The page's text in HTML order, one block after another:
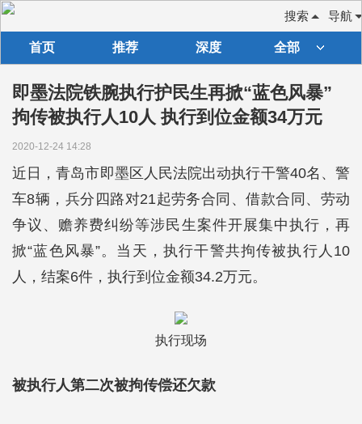
导航
搜索
首页 推荐 深度 全部
即墨法院铁腕执行护民生再掀“蓝色风暴”
拘传被执行人10人 执行到位金额34万元
2020-12-24 14:28
近日，青岛市即墨区人民法院出动执行干警40名、警
车8辆，兵分四路对21起劳务合同、借款合同、劳动
争议、赡养费纠纷等涉民生案件开展集中执行，再
掀“蓝色风暴”。当天，执行干警共拘传被执行人10
人，结案6件，执行到位金额34.2万元。
执行现场
被执行人第二次被拘传偿还欠款